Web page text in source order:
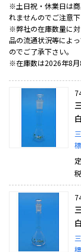
※土日祝・休業日は
れませんのでご注意下
※弊社の在庫数量に
品の流通状況等によ
のでご了承下さい。
※在庫数は2026年8月